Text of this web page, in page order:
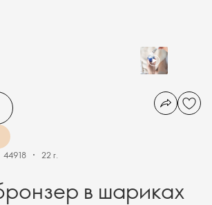
в шариках
44918 22 г.